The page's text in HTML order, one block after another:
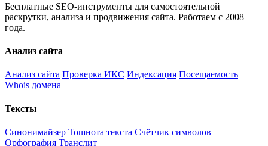
Бесплатные SEO-инструменты для самостоятельной
раскрутки, анализа и продвижения сайта. Работаем с 2008
года.
Анализ сайта
Анализ сайта Проверка ИКС Индексация Посещаемость
Whois домена
Тексты
Синонимайзер Тошнота текста Счётчик символов
Орфография Транслит